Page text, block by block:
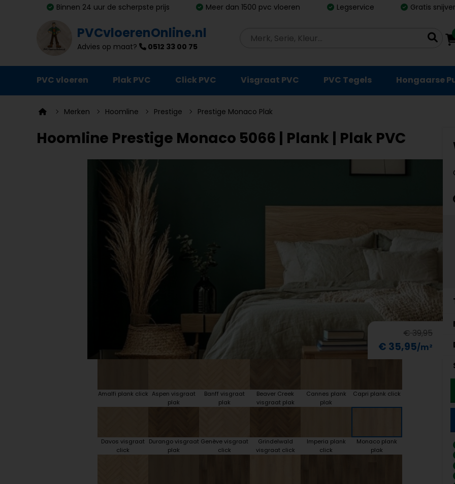
Binnen 24 uur de scherpste prijs Meer dan 1500 pvc vloeren Legservice Gratis
PVCvloerenOnline.nl
Advies op maat? 0512 33 00 75
PVC vloeren Plak PVC Click PVC Visgraat PVC PVC Tegels Hongaarse
Ondervloeren
Plinten
Schoonmaak en onderhoud
Merken Hoomline Prestige Prestige Monaco Plak
Hoomline Prestige Monaco 5066 | Plank | Plak PVC
€ 39,95
€ 35,95
Amalfi plank click Aspen visgraat
plak
Banff visgraat
plak
Beaver Creek
visgraat plak
Cannes plank
plak
Capri plank click
Davos visgraat
click
Durango visgraat
plak
Genève visgraat
click
Grindelwald
visgraat click
Imperia plank
click
Monaco plank
plak